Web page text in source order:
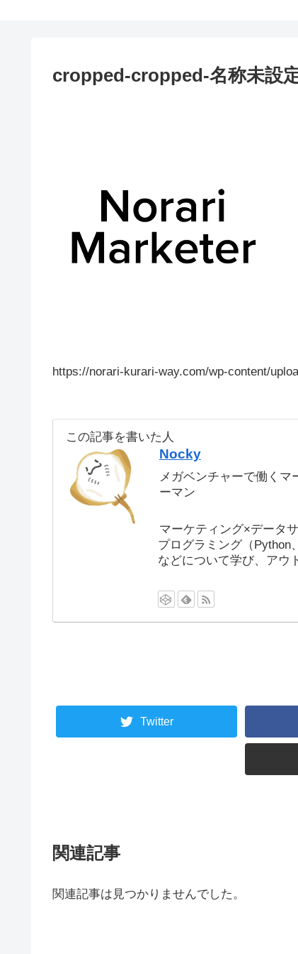
cropped-cropped-名称未設
https://norari-kurari-way.com/wp-content/
この記事を書いた人
Nocky
メガベンチャーで働く
ーマン
マーケティング×データ
プログラミング（Python
などについて学び、アウ
Twitter
関連記事
関連記事は見つかりませんでした。